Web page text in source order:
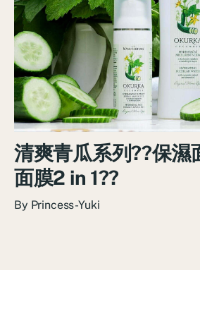
清爽青瓜系列??保濕
面膜2 in 1??
By Princess-Yuki